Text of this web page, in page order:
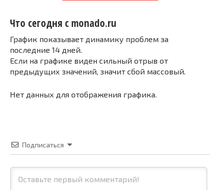
Что сегодня с monado.ru
График показывает динамику проблем за
последние 14 дней.
Если на графике виден сильный отрыв от
предыдущих значений, значит сбой массовый.
Нет данных для отображения графика.
Подписаться